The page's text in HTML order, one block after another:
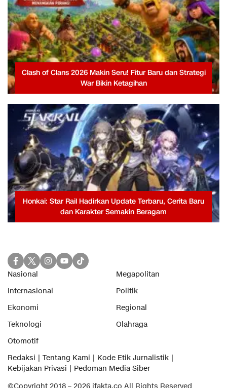
Clash of Clans 2026 Makin Seru! Fitur Baru dan Strategi
War Bikin Ketagihan
Honkai: Star Rail Hadirkan Update Terbaru, Cerita Baru
dan Karakter Semakin Beragam
Nasional
Megapolitan
Internasional
Politik
Ekonomi
Regional
Teknologi
Olahraga
Otomotif
Redaksi
Tentang Kami
Kode Etik Jurnalistik
Kebijakan Privasi
Pedoman Media Siber